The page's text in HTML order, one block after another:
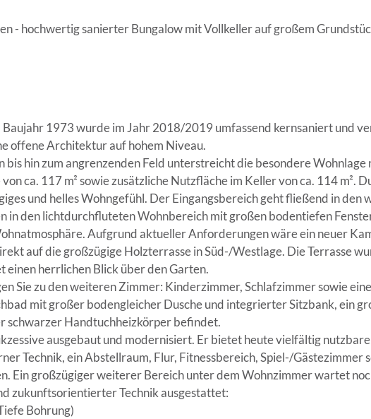
- hochwertig sanierter Bungalow mit Vollkeller auf großem
1973 wurde im Jahr 2018/2019 umfassend kernsaniert und
offene Architektur auf hohem Niveau.
hin zum angrenzenden Feld unterstreicht die besondere Wohnlage
ca. 117 m² sowie zusätzliche Nutzfläche im Keller von ca. 114 m².
und helles Wohngefühl. Der Eingangsbereich geht fließend in
in den lichtdurchfluteten Wohnbereich mit großen bodentiefen
Aufgrund aktueller Anforderungen wäre ein neuer
auf die großzügige Holzterrasse in Süd-/Westlage. Die Terrasse
einen herrlichen Blick über den Garten.
Sie zu den weiteren Zimmer: Kinderzimmer, Schlafzimmer sowie
mit großer bodengleicher Dusche und integrierter Sitzbank, ein
schwarzer Handtuchheizkörper befindet.
ausgebaut und modernisiert. Er bietet heute vielfältig
Technik, ein Abstellraum, Flur, Fitnessbereich, Spiel-/Gästezimmer
Ein großzügiger weiterer Bereich unter dem Wohnzimmer wartet
zukunftsorientierter Technik ausgestattet:
Bohrung)